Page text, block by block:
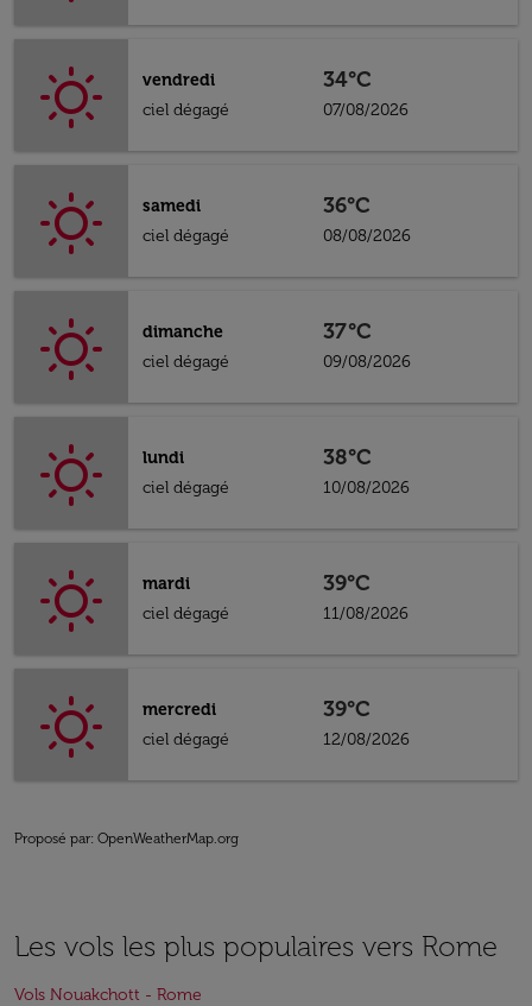
vendredi
ciel dégagé
34°C
07/08/2026
samedi
ciel dégagé
36°C
08/08/2026
dimanche
ciel dégagé
37°C
09/08/2026
lundi
ciel dégagé
38°C
10/08/2026
mardi
ciel dégagé
39°C
11/08/2026
mercredi
ciel dégagé
39°C
12/08/2026
Proposé par: OpenWeatherMap.org
Les vols les plus populaires vers Rome
Vols Nouakchott - Rome